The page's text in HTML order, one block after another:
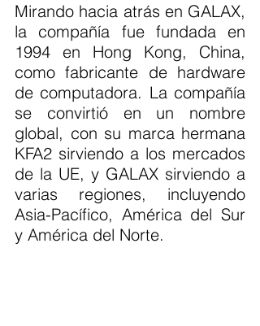
Mirando hacia atrás en GALAX,
la compañía fue fundada en
1994 en Hong Kong, China,
como fabricante de hardware
de computadora. La compañía
se convirtió en un nombre
global, con su marca hermana
KFA2 sirviendo a los mercados
de la UE, y GALAX sirviendo a
varias regiones, incluyendo
Asia-Pacífico, América del Sur
y América del Norte.